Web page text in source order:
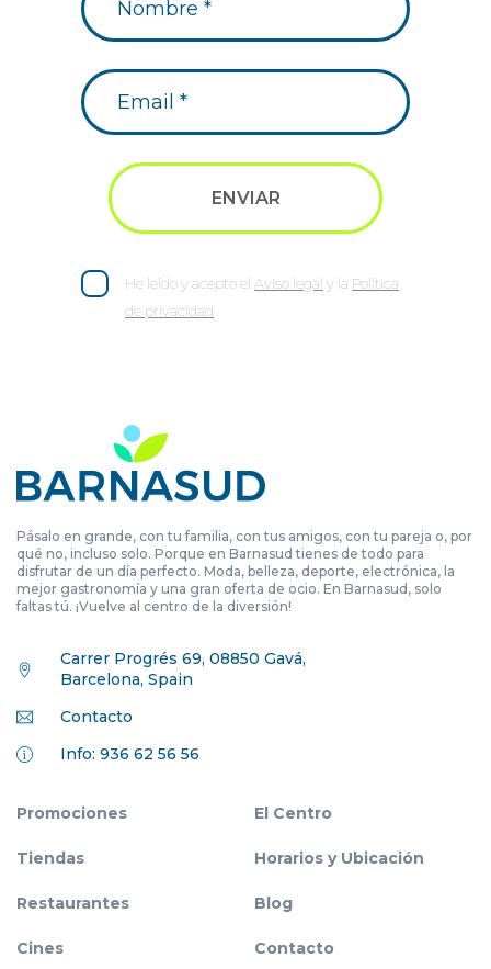
He leído y acepto el Aviso legal y la Política
de privacidad
Pásalo en grande, con tu familia, con tus amigos, con tu pareja o, por
qué no, incluso solo. Porque en Barnasud tienes de todo para
disfrutar de un día perfecto. Moda, belleza, deporte, electrónica, la
mejor gastronomía y una gran oferta de ocio. En Barnasud, solo
faltas tú. ¡Vuelve al centro de la diversión!
Carrer Progrés 69, 08850 Gavá,
Barcelona, Spain
Contacto
Info: 936 62 56 56
Promociones
Tiendas
Restaurantes
Cines
El Centro
Horarios y Ubicación
Blog
Contacto